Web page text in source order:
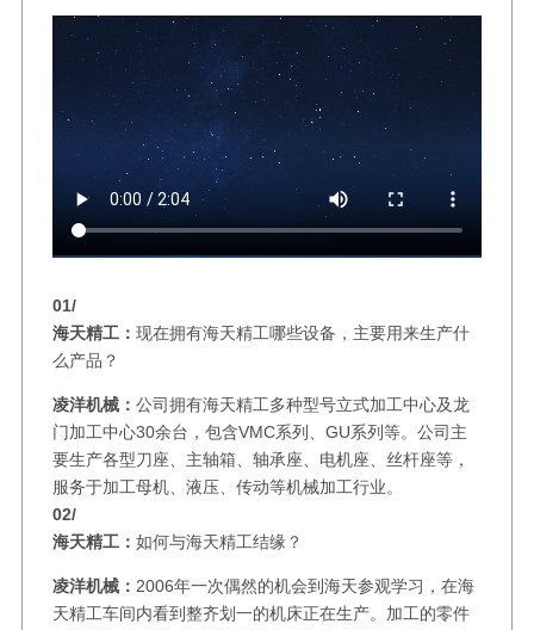
01/
海天精工： 现在拥有海天精工哪些设备，主要用来生产什
么产品？
凌洋机械： 公司拥有海天精工多种型号立式加工中心及龙
门加工中心30余台，包含VMC系列、GU系列等。公司主
要生产各型刀座、主轴箱、轴承座、电机座、丝杆座等，
服务于加工母机、液压、传动等机械加工行业。
02/
海天精工： 如何与海天精工结缘？
凌洋机械： 2006年一次偶然的机会到海天参观学习，在海
天精工车间内看到整齐划一的机床正在生产。加工的零件